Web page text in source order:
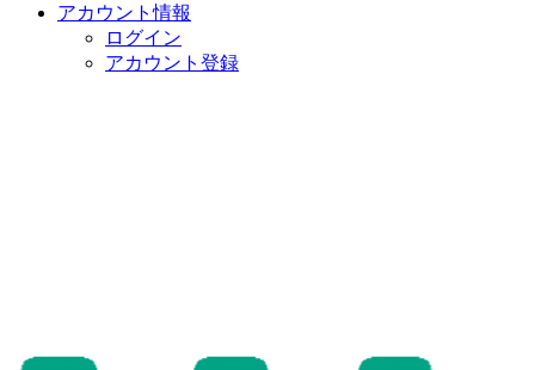
アカウント情報
ログイン
アカウント登録